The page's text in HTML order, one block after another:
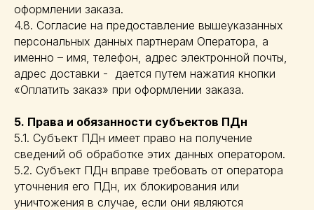
оформлении заказа.
4.8. Согласие на предоставление вышеуказанных
персональных данных партнерам Оператора, а
именно – имя, телефон, адрес электронной почты,
адрес доставки - дается путем нажатия кнопки
«Оплатить заказ» при оформлении заказа.
5. Права и обязанности субъектов ПДн
5.1. Субъект ПДн имеет право на получение
сведений об обработке этих данных оператором.
5.2. Субъект ПДн вправе требовать от оператора
уточнения его ПДн, их блокирования или
уничтожения в случае, если они являются